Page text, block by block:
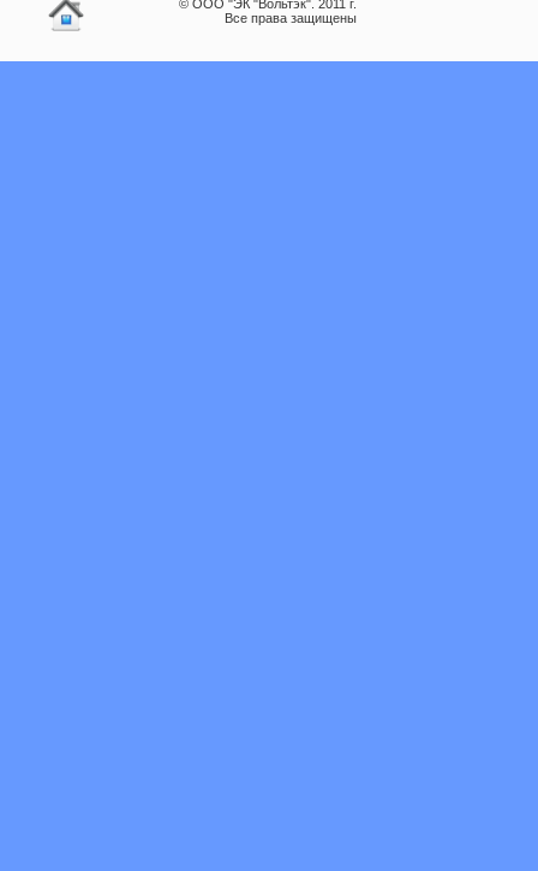
© ООО "ЭК "Вольтэк". 2011 г.
Все права защищены